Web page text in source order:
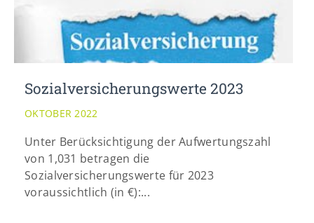
Sozialversicherungswerte 2023
OKTOBER 2022
Unter Berücksichtigung der Aufwertungszahl
von 1,031 betragen die
Sozialversicherungswerte für 2023
voraussichtlich (in €):...